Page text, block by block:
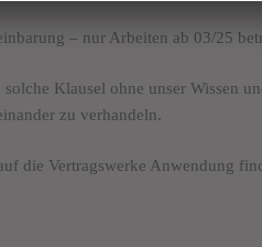
– nur Arbeiten ab 03/25
Klausel ohne unser Wissen
zu verhandeln.
die Vertragswerke Anwendung